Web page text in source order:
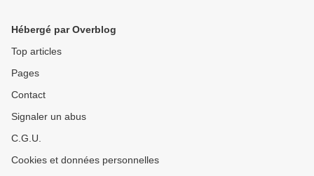
Hébergé par Overblog
Top articles
Pages
Contact
Signaler un abus
C.G.U.
Cookies et données personnelles